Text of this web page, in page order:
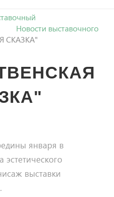
Новости выставочного
СКАЗКА"
января в
выставки